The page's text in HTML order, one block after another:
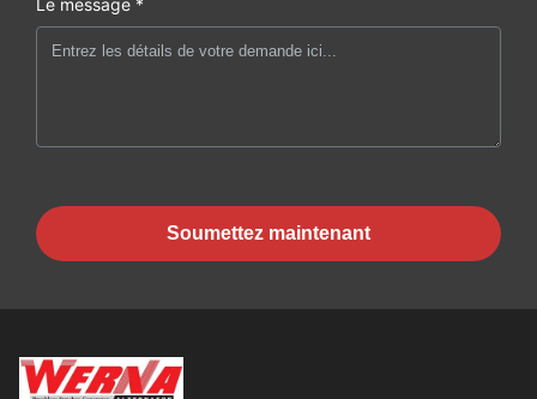
Le message *
Soumettez maintenant